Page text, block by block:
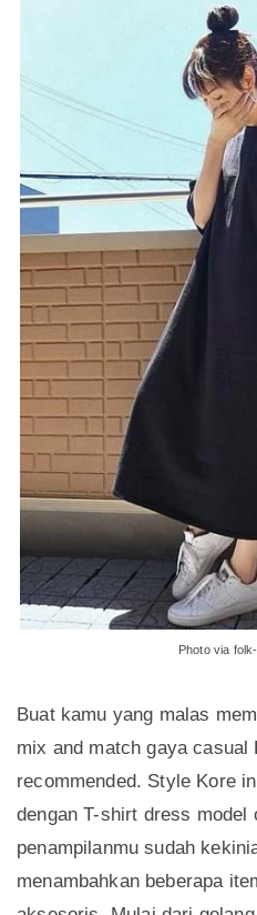
Photo via
Buat kamu yang malas
mix and match gaya casual
recommended. Style Kore
dengan T-shirt dress model
penampilanmu sudah
menambahkan beberapa